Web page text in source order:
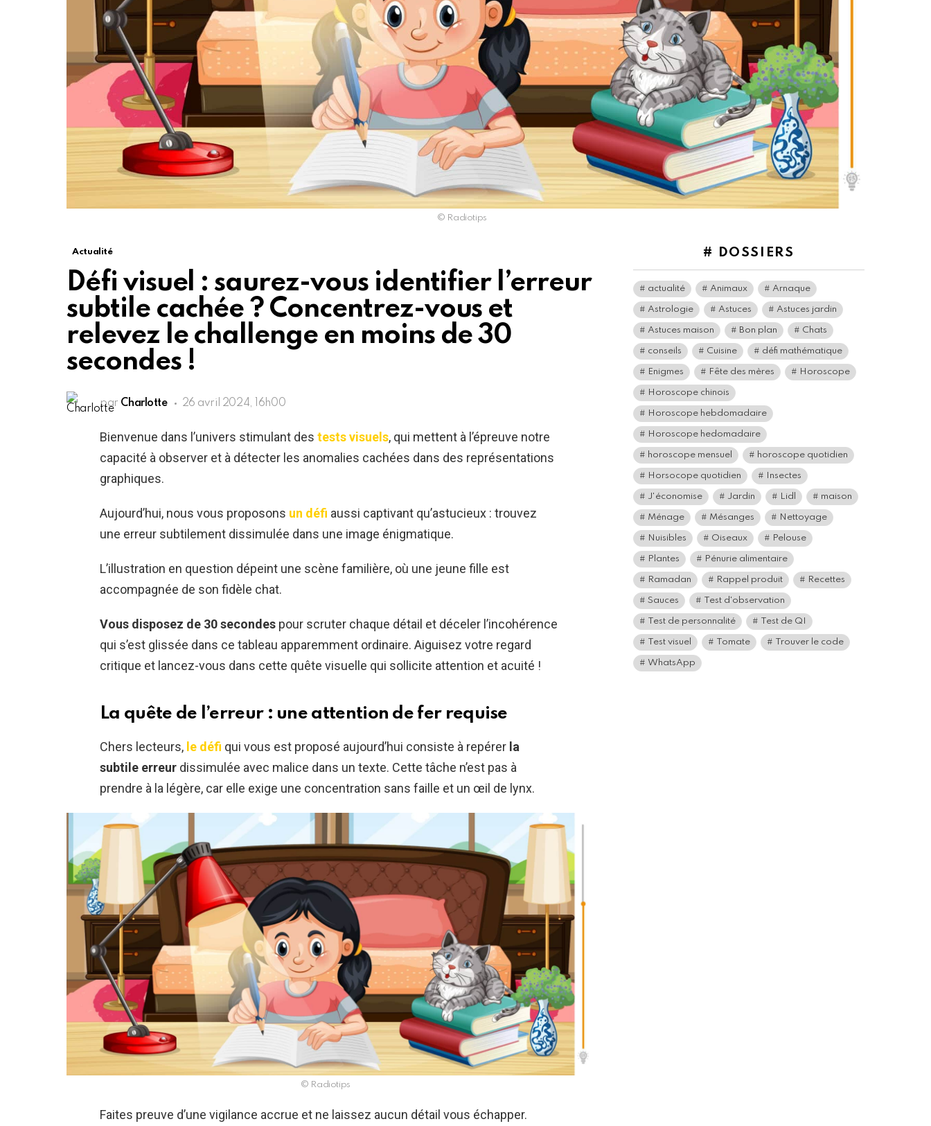
© Radiotips
Actualité
Défi visuel : saurez-vous identifier l’erreur
subtile cachée ? Concentrez-vous et
relevez le challenge en moins de 30
secondes !
par Charlotte 26 avril 2024, 16h00
Bienvenue dans l’univers stimulant des tests visuels, qui mettent à l’épreuve notre
capacité à observer et à détecter les anomalies cachées dans des représentations
graphiques.
Aujourd’hui, nous vous proposons un défi aussi captivant qu’astucieux : trouvez
une erreur subtilement dissimulée dans une image énigmatique.
L’illustration en question dépeint une scène familière, où une jeune fille est
accompagnée de son fidèle chat.
Vous disposez de 30 secondes pour scruter chaque détail et déceler l’incohérence
qui s’est glissée dans ce tableau apparemment ordinaire. Aiguisez votre regard
critique et lancez-vous dans cette quête visuelle qui sollicite attention et acuité !
La quête de l’erreur : une attention de fer requise
Chers lecteurs, le défi qui vous est proposé aujourd’hui consiste à repérer la
subtile erreur dissimulée avec malice dans un texte. Cette tâche n’est pas à
prendre à la légère, car elle exige une concentration sans faille et un œil de lynx.
© Radiotips
Faites preuve d’une vigilance accrue et ne laissez aucun détail vous échapper.
# DOSSIERS
actualité Animaux Arnaque
Astrologie Astuces Astuces jardin
Astuces maison Bon plan Chats
conseils Cuisine défi mathématique
Enigmes Fête des mères Horoscope
Horoscope chinois
Horoscope hebdomadaire
Horoscope hedomadaire
horoscope mensuel horoscope quotidien
Horsocope quotidien Insectes
J'économise Jardin Lidl maison
Ménage Mésanges Nettoyage
Nuisibles Oiseaux Pelouse
Plantes Pénurie alimentaire
Ramadan Rappel produit Recettes
Sauces Test d'observation
Test de personnalité Test de QI
Test visuel Tomate Trouver le code
WhatsApp